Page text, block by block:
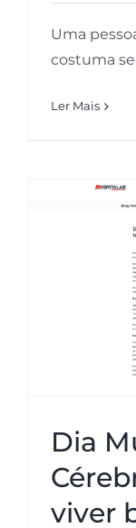
Uma
costuma
Ler Mais
Dia
tumor
Dia
viver